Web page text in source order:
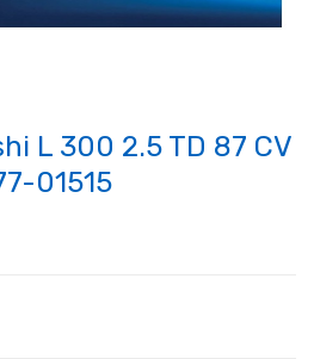
L 300 2.5 TD 87 CV
01515